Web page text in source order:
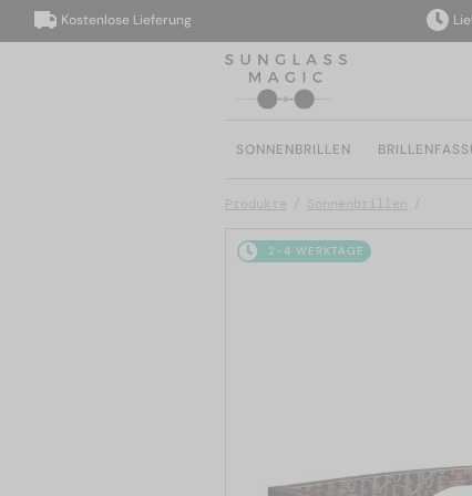
Kostenlose Lieferung
SONNENBRILLEN
Produkte Sonnenbrillen
2-4 WERKTAGE